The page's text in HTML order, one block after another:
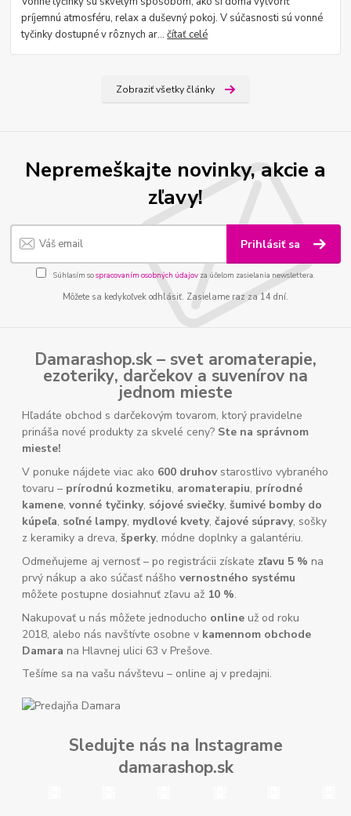
príjemnú atmosféru, relax a duševný pokoj. V súčasnosti sú vonné
tyčinky dostupné v rôznych ar...čítať celé
Zobraziť všetky články
Nepremeškajte novinky, akcie a
zľavy!
Prihlásiť sa
Súhlasím sospracovaním osobných údajov za účelom zasielania newslettera.
Môžete sa kedykoľvek odhlásiť. Zasielame raz za 14 dní.
Damarashop.sk – svet aromaterapie,
ezoteriky, darčekov a suvenírov na
jednom mieste
Hľadáte obchod s darčekovým tovarom, ktorý pravidelne
prináša nové produkty za skvelé ceny? Ste na správnom
mieste!
V ponuke nájdete viac ako 600 druhovstarostlivo vybraného
tovaru – prírodnú kozmetiku, aromaterapiu, prírodné
kamene,vonné tyčinky, sójové sviečky,šumivé bomby do
kúpeľa, soľné lampy, mydlové kvety,čajové súpravy, sošky
z keramiky a dreva,šperky, módne doplnky a galantériu.
Odmeňujeme aj vernosť – po registrácii získate zľavu 5 % na
prvý nákup a ako súčasť nášhovernostného systému
môžete postupne dosiahnuť zľavu až 10 %.
Nakupovať u nás môžete jednoducho online už od roku
2018, alebo nás navštívte osobne v kamennom obchode
Damara na Hlavnej ulici 63 v Prešove.
Tešíme sa na vašu návštevu – online aj v predajni.
Sledujte nás na Instagrame
damarashop.sk